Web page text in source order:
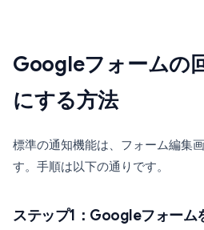
Googleフォームの
にする方法
標準の通知機能は、フォーム編集
す。手順は以下の通りです。
ステップ1：Googleフォーム